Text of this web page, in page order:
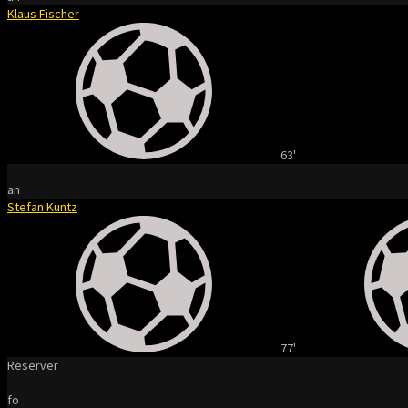
Klaus Fischer
63'
an
Stefan Kuntz
77'
Reserver
fo